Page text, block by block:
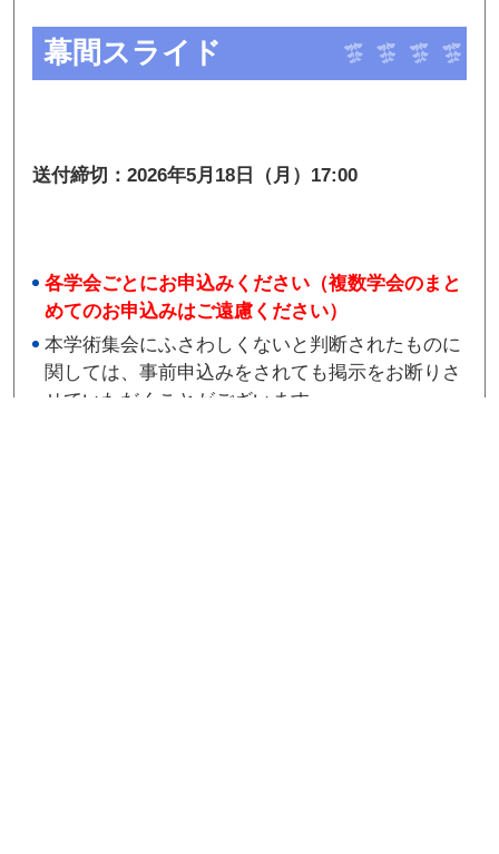
幕間スライド
送付締切：2026年5月18日（月）17:00
各学会ごとにお申込みください（複数学会のまと
めてのお申込みはご遠慮ください）
本学術集会にふさわしくないと判断されたものに
関しては、事前申込みをされても掲示をお断りさ
せていただくことがございます。